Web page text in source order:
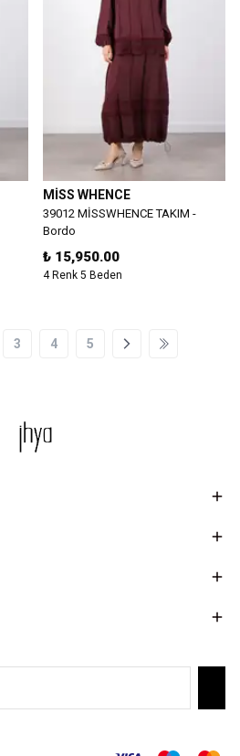
MİSS WHENCE
39012 MİSSWHENCE TAKIM -
Bordo
₺ 15,950.00
4 Renk 5 Beden
3 4 5